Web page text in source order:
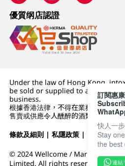
優質纲店認證
Under the law of Hong Kong,
be sold or supplied to a minor
business.
根據香港法律，不得在業務過程中，
售賣或供應令人醺醉的酒類。
條款及細則 |私隱政策 | DFI零售集團
© 2024 Wellcome / Market Place.
Limited. All rights reserved.
訂閱惠
快人一
Stay
the best
連結